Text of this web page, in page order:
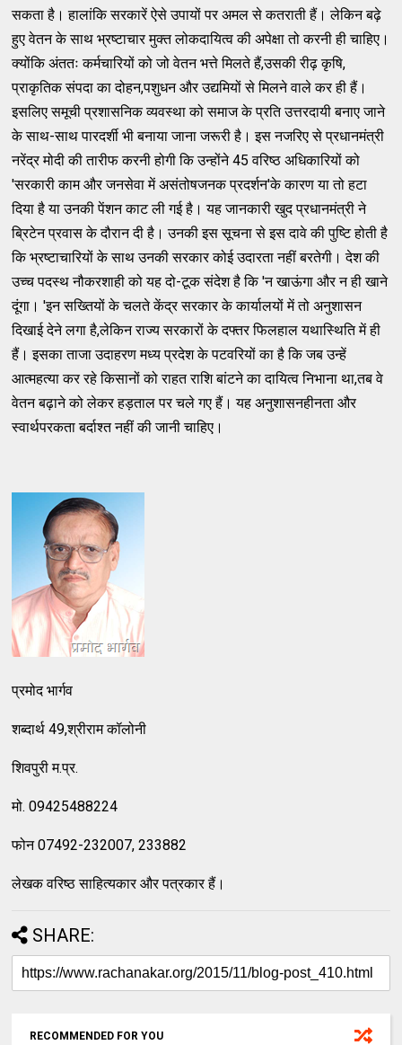
सकता है। हालांकि सरकारें ऐसे उपायों पर अमल से कतराती हैं। लेकिन बढ़े
हुए वेतन के साथ भ्रष्टाचार मुक्त लोकदायित्व की अपेक्षा तो करनी ही चाहिए।
क्योंकि अंततः कर्मचारियों को जो वेतन भत्ते मिलते हैं,उसकी रीढ़ कृषि,
प्राकृतिक संपदा का दोहन,पशुधन और उद्यमियों से मिलने वाले कर ही हैं।
इसलिए समूची प्रशासनिक व्यवस्था को समाज के प्रति उत्तरदायी बनाए जाने
के साथ-साथ पारदर्शी भी बनाया जाना जरूरी है। इस नजरिए से प्रधानमंत्री
नरेंद्र मोदी की तारीफ करनी होगी कि उन्होंने 45 वरिष्ठ अधिकारियों को
'सरकारी काम और जनसेवा में असंतोषजनक प्रदर्शन'के कारण या तो हटा
दिया है या उनकी पेंशन काट ली गई है। यह जानकारी खुद प्रधानमंत्री ने
ब्रिटेन प्रवास के दौरान दी है। उनकी इस सूचना से इस दावे की पुष्टि होती है
कि भ्रष्टाचारियों के साथ उनकी सरकार कोई उदारता नहीं बरतेगी। देश की
उच्च पदस्थ नौकरशाही को यह दो-टूक संदेश है कि 'न खाऊंगा और न ही खाने
दूंगा। 'इन सख्तियों के चलते केंद्र सरकार के कार्यालयों में तो अनुशासन
दिखाई देने लगा है,लेकिन राज्य सरकारों के दफ्तर फिलहाल यथास्थिति में ही
हैं। इसका ताजा उदाहरण मध्य प्रदेश के पटवरियों का है कि जब उन्हें
आत्महत्या कर रहे किसानों को राहत राशि बांटने का दायित्व निभाना था,तब वे
वेतन बढ़ाने को लेकर हड़ताल पर चले गए हैं। यह अनुशासनहीनता और
स्वार्थपरकता बर्दाश्त नहीं की जानी चाहिए।
प्रमोद भार्गव
शब्दार्थ 49,श्रीराम कॉलोनी
शिवपुरी म.प्र.
मो. 09425488224
फोन 07492-232007, 233882
लेखक वरिष्ठ साहित्यकार और पत्रकार हैं।
SHARE:
RECOMMENDED FOR YOU